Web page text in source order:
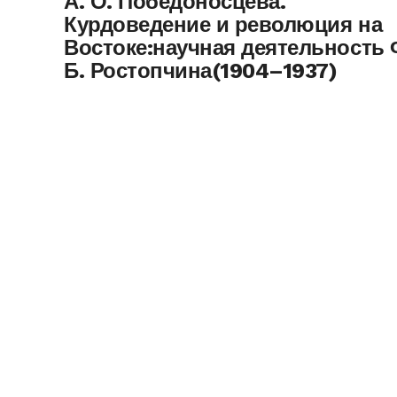
Курдоведение и революция на
Востоке:научная деятельность
Б. Ростопчина(1904–1937)